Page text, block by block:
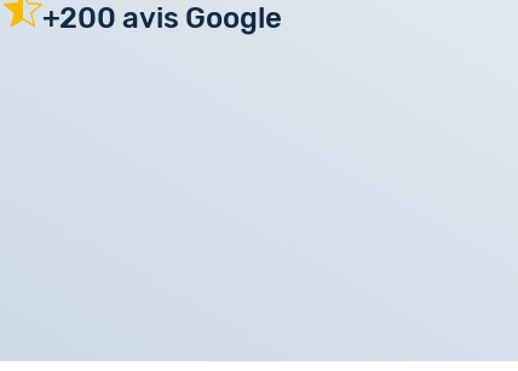
+200 avis Google